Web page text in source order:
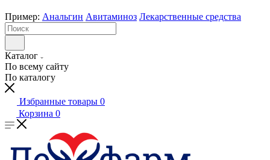
Пример: Анальгин Авитаминоз Лекарственные средства
Каталог
По всему сайту
По каталогу
Избранные товары 0
Корзина 0